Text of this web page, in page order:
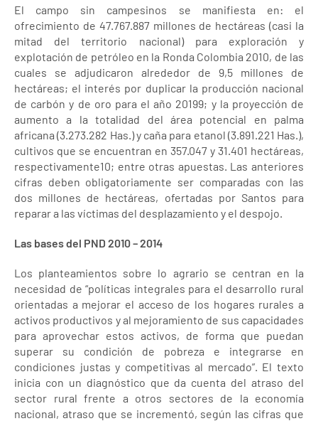
El campo sin campesinos se manifiesta en: el
ofrecimiento de 47.767.887 millones de hectáreas (casi la
mitad del territorio nacional) para exploración y
explotación de petróleo en la Ronda Colombia 2010, de las
cuales se adjudicaron alrededor de 9,5 millones de
hectáreas; el interés por duplicar la producción nacional
de carbón y de oro para el año 20199; y la proyección de
aumento a la totalidad del área potencial en palma
africana (3.273.282 Has.) y caña para etanol (3.891.221 Has.),
cultivos que se encuentran en 357.047 y 31.401 hectáreas,
respectivamente10; entre otras apuestas. Las anteriores
cifras deben obligatoriamente ser comparadas con las
dos millones de hectáreas, ofertadas por Santos para
reparar a las víctimas del desplazamiento y el despojo.
Las bases del PND 2010 – 2014
Los planteamientos sobre lo agrario se centran en la
necesidad de “políticas integrales para el desarrollo rural
orientadas a mejorar el acceso de los hogares rurales a
activos productivos y al mejoramiento de sus capacidades
para aprovechar estos activos, de forma que puedan
superar su condición de pobreza e integrarse en
condiciones justas y competitivas al mercado”. El texto
inicia con un diagnóstico que da cuenta del atraso del
sector rural frente a otros sectores de la economía
nacional, atraso que se incrementó, según las cifras que